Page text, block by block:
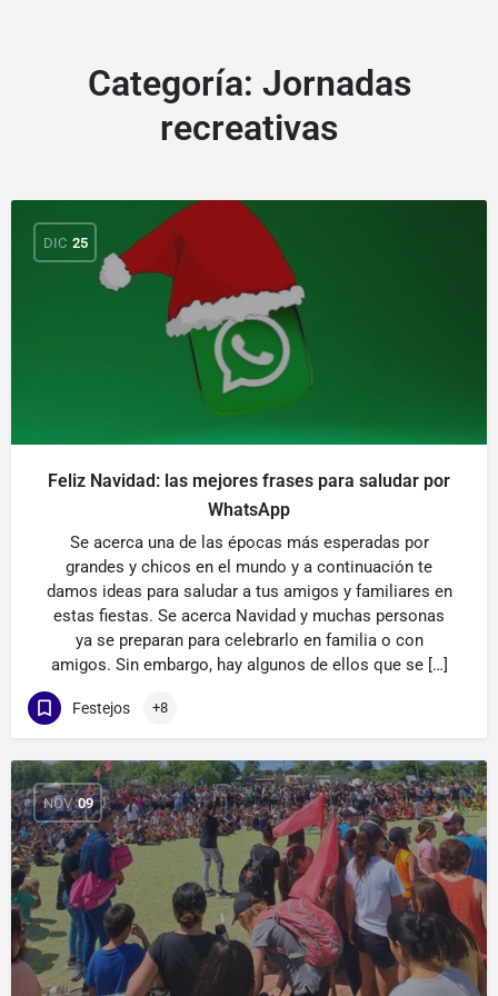
Categoría: Jornadas
recreativas
DIC 25
Feliz Navidad: las mejores frases para saludar por
WhatsApp
Se acerca una de las épocas más esperadas por
grandes y chicos en el mundo y a continuación te
damos ideas para saludar a tus amigos y familiares en
estas fiestas. Se acerca Navidad y muchas personas
ya se preparan para celebrarlo en familia o con
amigos. Sin embargo, hay algunos de ellos que se […]
Festejos +8
NOV 09